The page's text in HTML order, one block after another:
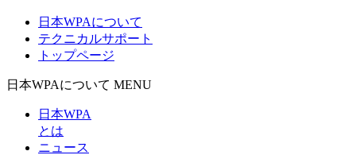
日本WPAについて
テクニカルサポート
トップページ
日本WPAについて MENU
日本WPA
とは
ニュース